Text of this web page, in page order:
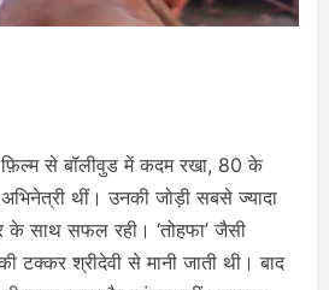
फ़िल्म से बॉलीवुड में कदम रखा, 80 के
थीं। उनकी जोड़ी सबसे ज्यादा
के साथ सफल रही। ‘तोहफा’ जैसी
टक्कर श्रीदेवी से मानी जाती थी। बाद